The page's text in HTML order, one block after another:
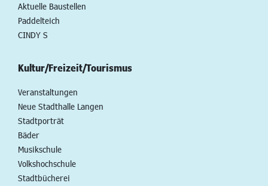
Aktuelle Baustellen
Paddelteich
CINDY S
Kultur/Freizeit/Tourismus
Veranstaltungen
Neue Stadthalle Langen
Stadtporträt
Bäder
Musikschule
Volkshochschule
Stadtbücherei